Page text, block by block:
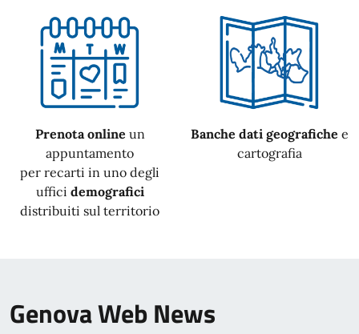
Prenota online un
appuntamento
per recarti in uno degli
uffici demografici
distribuiti sul territorio
Banche dati geografiche e
cartografia
Genova Web News